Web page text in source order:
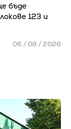
бъде
123 и
06 / 08 / 2026